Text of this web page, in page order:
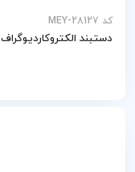
کد MEY-28127
دستبند الکتروکاردیوگراف